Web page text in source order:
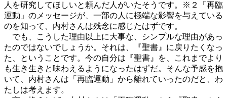
人を研究してほしいと頼んだ人がいたそうです。
※２
「再臨
運動」のメッセージが、一部の人に極端な影響を与えている
のを知って、内村さんは残念に感じたはずです。
でも、こうした理由以上に大事な、シンプルな理由があっ
たのではないでしょうか。それは、『聖書』に戻りたくなっ
た、ということです。今の自分は『聖書』を、これまでより
も生き生きと味わえるようになったはずだ。そんな予感を抱
いて、内村さんは「再臨運動」から離れていったのだと、わ
たしは考えます。